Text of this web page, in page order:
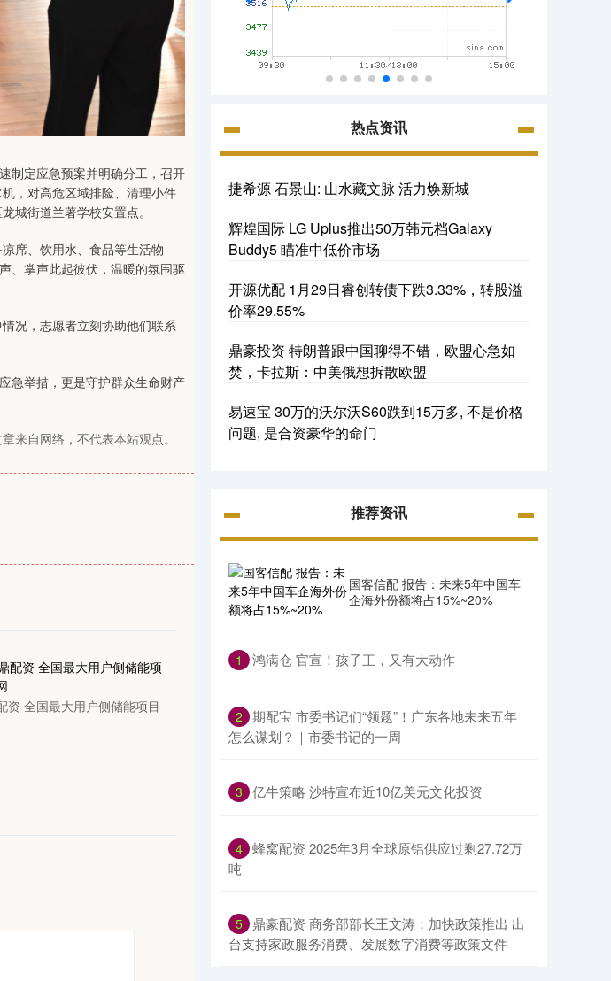
制定应急预案并明确分工，召开
，对高危区域排险、清理小件
城街道兰著学校安置点。
席、饮用水、食品等生活物
、掌声此起彼伏，温暖的氛围驱
况，志愿者立刻协助他们联系
急举措，更是守护群众生命财产
来自网络，不代表本站观点。
资 全国最大用户侧储能项目
热点资讯
捷希源 石景山: 山水藏文脉 活力焕新城
辉煌国际 LG Uplus推出50万韩元档Galaxy
Buddy5 瞄准中低价市场
开源优配 1月29日睿创转债下跌3.33%，转股溢
价率29.55%
鼎豪投资 特朗普跟中国聊得不错，欧盟心急如
焚，卡拉斯：中美俄想拆散欧盟
易速宝 30万的沃尔沃S60跌到15万多, 不是价格
问题, 是合资豪华的命门
推荐资讯
国客信配 报告：未来5年中国车
企海外份额将占15%~20%
1 ​鸿满仓 官宣！孩子王，又有大动作
2 ​期配宝 市委书记们“领题”！广东各地未来五年
怎么谋划？｜市委书记的一周
3 ​亿牛策略 沙特宣布近10亿美元文化投资
4 ​蜂窝配资 2025年3月全球原铝供应过剩27.72万
吨
5 ​鼎豪配资 商务部部长王文涛：加快政策推出 出
台支持家政服务消费、发展数字消费等政策文件